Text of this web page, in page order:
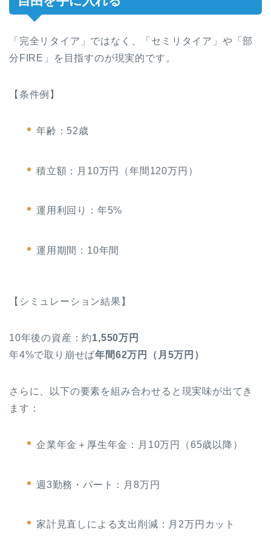
「完全リタイア」ではなく、「セミリタイア」や「部
分FIRE」を目指すのが現実的です。
【条件例】
年齢：52歳
積立額：月10万円（年間120万円）
運用利回り：年5%
運用期間：10年間
【シミュレーション結果】
10年後の資産：約1,550万円
年4%で取り崩せば年間62万円（月5万円）
さらに、以下の要素を組み合わせると現実味が出てき
ます：
企業年金＋厚生年金：月10万円（65歳以降）
週3勤務・パート：月8万円
家計見直しによる支出削減：月2万円カット